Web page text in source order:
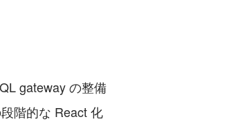
gateway の整備
階的な React 化